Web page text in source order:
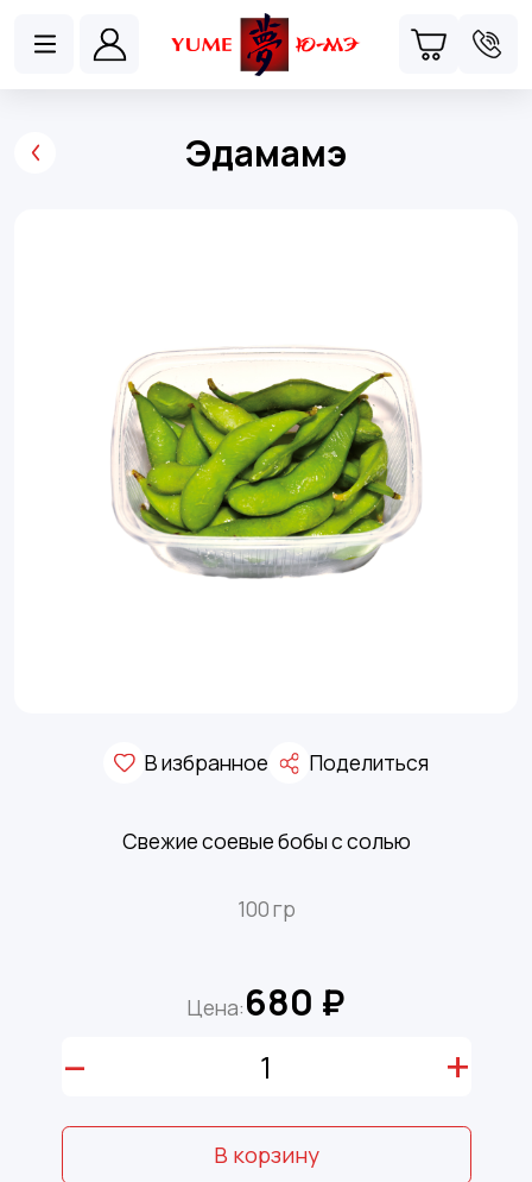
Эдамамэ
В избранное Поделиться
Свежие соевые бобы с солью
100 гр
Цена:680 ₽
– +
В корзину